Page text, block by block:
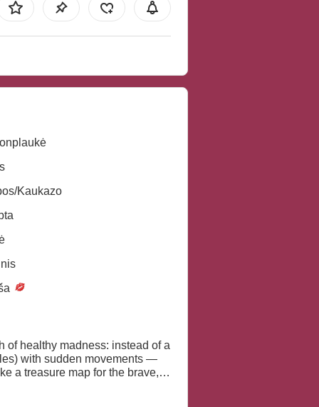
Kaukazo
with sudden movements —
a treasure map for the brave,